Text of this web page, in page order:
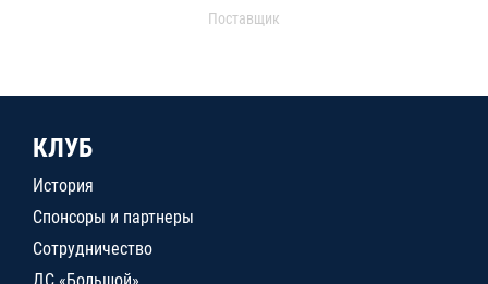
Поставщик
КЛУБ
История
Спонсоры и партнеры
Сотрудничество